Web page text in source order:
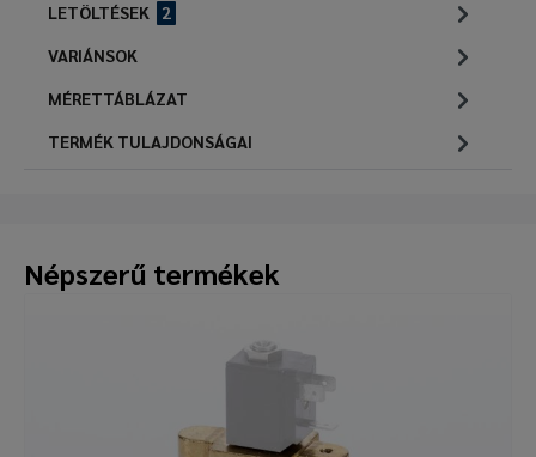
LETÖLTÉSEK
2
VARIÁNSOK
MÉRETTÁBLÁZAT
TERMÉK TULAJDONSÁGAI
Népszerű termékek